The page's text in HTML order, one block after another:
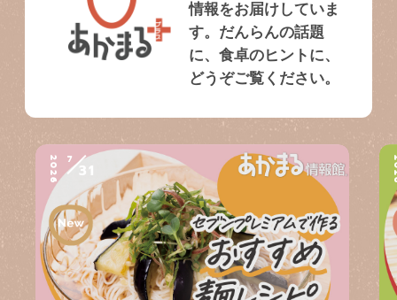
情報をお届けしていま
す。だんらんの話題
に、食卓のヒントに、
どうぞご覧ください。
2026 7
31